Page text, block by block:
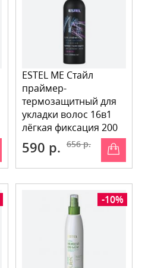
ESTEL ME Стайл
праймер-
термозащитный для
укладки волос 16в1
лёгкая фиксация 200
мл
590 р. 656 р.
-10%